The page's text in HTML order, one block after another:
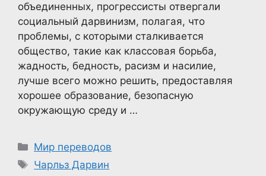
объединенных, прогрессисты отвергали
социальный дарвинизм, полагая, что
проблемы, с которыми сталкивается
общество, такие как классовая борьба,
жадность, бедность, расизм и насилие,
лучше всего можно решить, предоставляя
хорошее образование, безопасную
окружающую среду и …
Рубрики
Мир переводов
Метки
Чарльз Дарвин